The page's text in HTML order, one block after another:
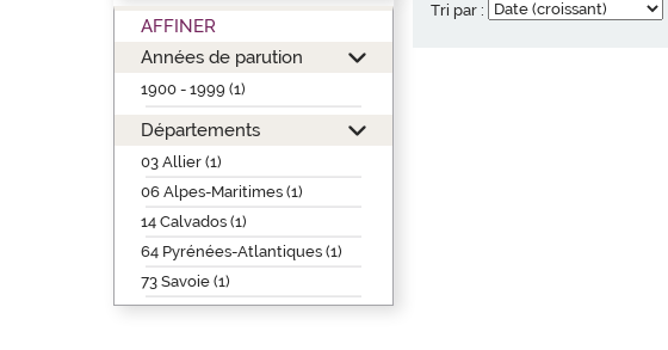
AFFINER
Années de parution
1900 - 1999 (1)
Départements
03 Allier (1)
06 Alpes-Maritimes (1)
14 Calvados (1)
64 Pyrénées-Atlantiques (1)
73 Savoie (1)
Tri par :